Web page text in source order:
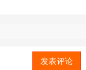
发表评论